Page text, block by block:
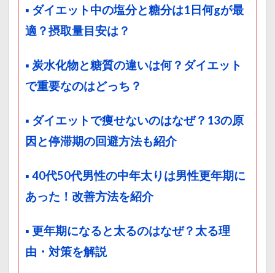
▪ ダイエット中の塩分と糖分は1日何gが最
適？摂取量目安は？
▪ 炭水化物と糖質の違いは何？ダイエット
で重要なのはどっち？
▪ ダイエットで痩せないのはなぜ？13の原
因と停滞期の回避方法も紹介
▪ 40代50代男性の中年太りは男性更年期に
あった！改善方法を紹介
▪ 更年期になると太るのはなぜ？太る理
由・対策を解説